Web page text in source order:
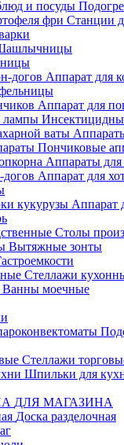
Станции
Аппарат для
Аппарат для
Пончиковые
Аппараты для
Аппарат для
Аппарат
Столы
Вытяжные зонты
Стеллажи
Ванны моечные
Стеллажи
Шпильки для
ДЛЯ МАГАЗИНА
Доска разделочная